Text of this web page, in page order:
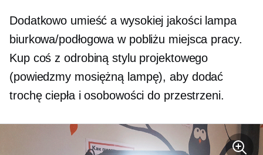
Dodatkowo umieść awysokiej jakościlampa
biurkowa/podłogowa w pobliżu miejsca pracy.
Kup coś z odrobiną stylu projektowego
(powiedzmy mosiężną lampę), aby dodać
trochę ciepła i osobowości do przestrzeni.